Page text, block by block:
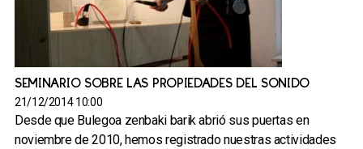
SEMINARIO SOBRE LAS PROPIEDADES DEL SONIDO
21/12/2014 10:00
Desde que Bulegoa zenbaki barik abrió sus puertas en
noviembre de 2010, hemos registrado nuestras actividades